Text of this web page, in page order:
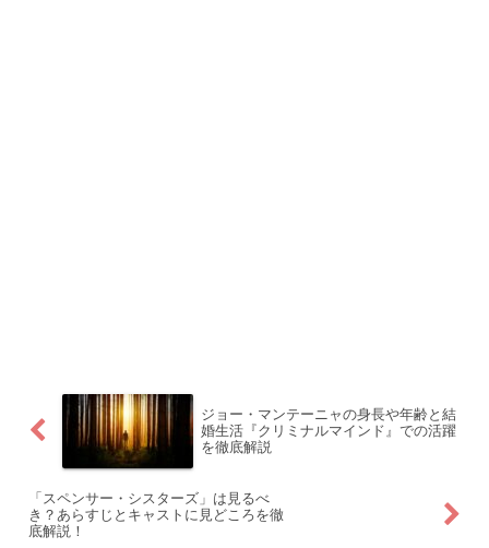
ジョー・マンテーニャの身長や年齢と結
婚生活『クリミナルマインド』での活躍
を徹底解説
「スペンサー・シスターズ」は見るべ
き？あらすじとキャストに見どころを徹
底解説！